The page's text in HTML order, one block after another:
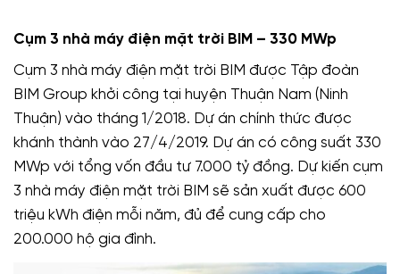
Cụm 3 nhà máy điện mặt trời BIM – 330 MWp
Cụm 3 nhà máy điện mặt trời BIM được Tập đoàn
BIM Group khởi công tại huyện Thuận Nam (Ninh
Thuận) vào tháng 1/2018. Dự án chính thức được
khánh thành vào 27/4/2019. Dự án có công suất 330
MWp với tổng vốn đầu tư 7.000 tỷ đồng. Dự kiến cụm
3 nhà máy điện mặt trời BIM sẽ sản xuất được 600
triệu kWh điện mỗi năm, đủ để cung cấp cho
200.000 hộ gia đình.